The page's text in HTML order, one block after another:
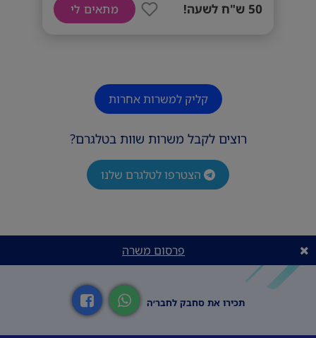
רובאי 03 ומעלה -
יתרון!
50 ש"ח לשעה! מתאים לי
קליק למשרות אחרות
רוצים לקבל משרות שוות בטלגרם?
הצטרפו לטלגרם שלנו
פרסום משרה
תכירו את סחבק לחבר׳ה